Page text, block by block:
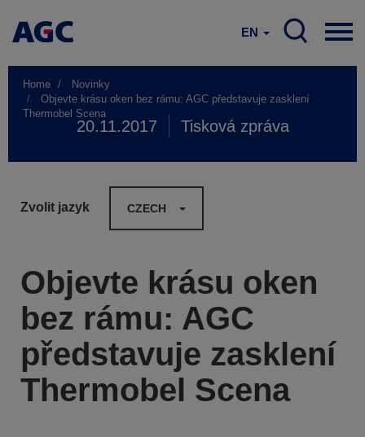
EN
Home
Novinky
Objevte krásu oken bez rámu: AGC představuje zasklení
Thermobel Scena
20.11.2017 Tisková zpráva
Zvolit jazyk CZECH
Objevte krásu oken
bez rámu: AGC
představuje zasklení
Thermobel Scena